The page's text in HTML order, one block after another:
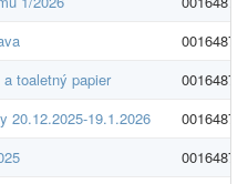
00164879
toaletný papier
00164879
20.12.2025-19.1.2026
00164879
00164879